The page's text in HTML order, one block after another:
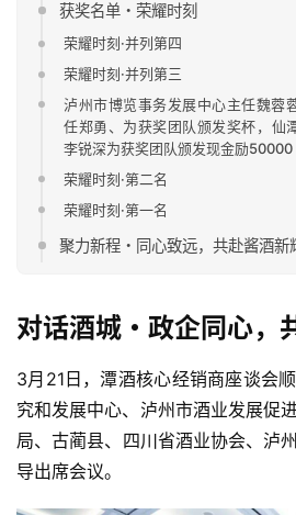
获奖名单・荣耀时刻
荣耀时刻·并列第四
荣耀时刻·并列第三
泸州市博览事务发展中心主任魏蓉
任郑勇、为获奖团队颁发奖杯，仙
李锐深为获奖团队颁发现金励50000
荣耀时刻·第二名
荣耀时刻·第一名
聚力新程・同心致远，共赴酱酒新
对话酒城・政企同心，
3月21日，潭酒核心经销商座谈会
究和发展中心、泸州市酒业发展促
局、古蔺县、四川省酒业协会、泸
导出席会议。